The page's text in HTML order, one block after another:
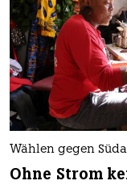
Wählen gegen
Ohne Strom